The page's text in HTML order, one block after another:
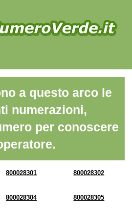
a questo arco le
numerazioni,
per conoscere
800028301 800028302
800028304 800028305